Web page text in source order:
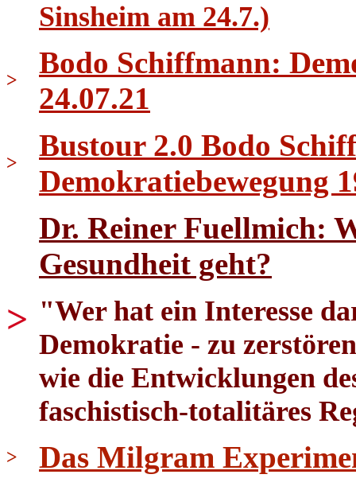
Sinsheim am 24.7.)
>
Bodo Schiffmann:
24.07.21
>
Bustour 2.0 Bodo
Demokratiebewegung
>
Dr. Reiner Fuellmich:
Gesundheit geht?
"Wer hat ein Interesse
Demokratie - zu
wie die Entwicklungen
faschistisch-totalitäres
> Das Milgram